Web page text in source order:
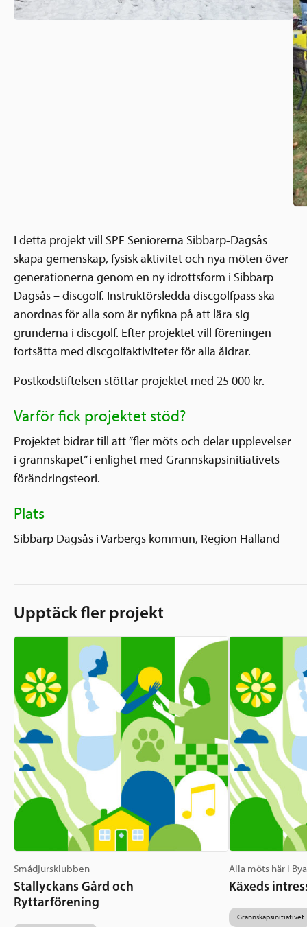
I detta projekt vill SPF Seniorerna Sibbarp-Dagsås
skapa gemenskap, fysisk aktivitet och nya möten över
generationerna genom en ny idrottsform i Sibbarp
Dagsås – discgolf. Instruktörsledda discgolfpass ska
anordnas för alla som är nyfikna på att lära sig
grunderna i discgolf. Efter projektet vill föreningen
fortsätta med discgolfaktiviteter för alla åldrar.
Postkodstiftelsen stöttar projektet med 25 000 kr.
Varför fick projektet stöd?
Projektet bidrar till att ”fler möts och delar upplevelser
i grannskapet” i enlighet med Grannskapsinitiativets
förändringsteori.
Plats
Sibbarp Dagsås i Varbergs kommun, Region Halland
Upptäck fler projekt
Smådjursklubben
Stallyckans Gård och
Ryttarförening
Alla möts här i
Käxeds
Grannskapsinitiativet